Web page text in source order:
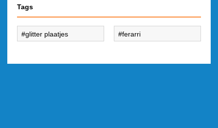
Tags
glitter plaatjes ferarri